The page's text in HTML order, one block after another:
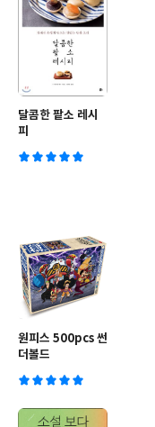
달콤한 팥소 레시
피
원피스 500pcs 썬
더볼드